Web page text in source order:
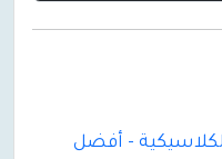
- أفضل